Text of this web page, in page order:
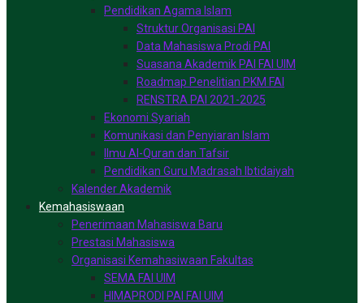
Pendidikan Agama Islam
Struktur Organisasi PAI
Data Mahasiswa Prodi PAI
Suasana Akademik PAI FAI UIM
Roadmap Penelitian PKM FAI
RENSTRA PAI 2021-2025
Ekonomi Syariah
Komunikasi dan Penyiaran Islam
Ilmu Al-Quran dan Tafsir
Pendidikan Guru Madrasah Ibtidaiyah
Kalender Akademik
Kemahasiswaan
Penerimaan Mahasiswa Baru
Prestasi Mahasiswa
Organisasi Kemahasiwaan Fakultas
SEMA FAI UIM
HIMAPRODI PAI FAI UIM